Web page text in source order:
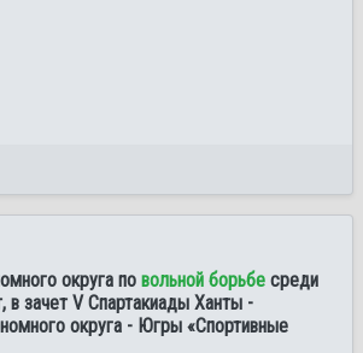
округа по вольной борьбе среди
зачет V Спартакиады Ханты -
округа - Югры «Спортивные